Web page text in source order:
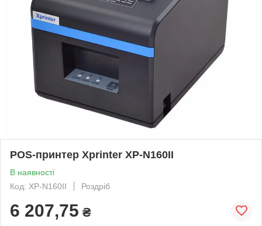
POS-принтер Xprinter XP-N160II
В наявності
Код: XP-N160II
Роздріб
6 207,75 ₴